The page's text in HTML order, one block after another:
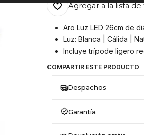
Agregar a la lista de
Aro Luz LED 26cm de
Luz: Blanca | Cálida |
Incluye trípode ligero
COMPARTIR ESTE PRODUCTO
Despachos
Garantía